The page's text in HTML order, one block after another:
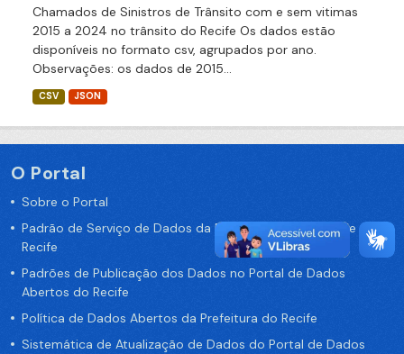
Chamados de Sinistros de Trânsito com e sem vitimas
2015 a 2024 no trânsito do Recife Os dados estão
disponíveis no formato csv, agrupados por ano.
Observações: os dados de 2015...
CSV JSON
O Portal
Sobre o Portal
Padrão de Serviço de Dados da Prefeitura da Cidade de
Recife
Padrões de Publicação dos Dados no Portal de Dados
Abertos do Recife
Política de Dados Abertos da Prefeitura do Recife
Sistemática de Atualização de Dados do Portal de Dados